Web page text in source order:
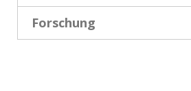
Forschung